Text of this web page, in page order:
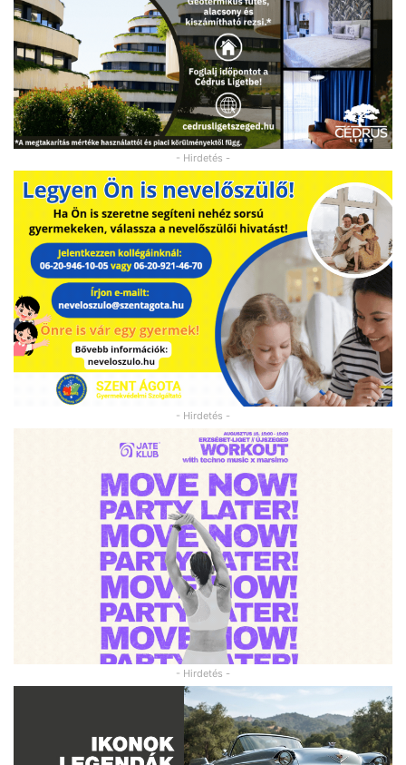
- Hirdetés -
- Hirdetés -
- Hirdetés -